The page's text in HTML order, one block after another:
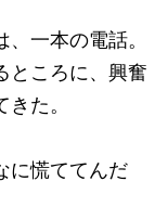
一本の電話。
ところに、興奮
た。
に慌ててんだ